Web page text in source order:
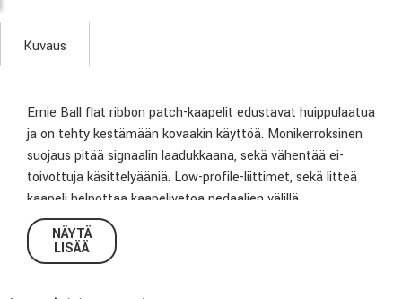
Kuvaus
Ernie Ball flat ribbon patch-kaapelit edustavat huippulaatua
ja on tehty kestämään kovaakin käyttöä. Monikerroksinen
suojaus pitää signaalin laadukkaana, sekä vähentää ei-
toivottuja käsittelyääniä. Low-profile-liittimet, sekä litteä
kaapeli helpottaa kaapelivetoa pedaalien välillä.
NÄYTÄ
LISÄÄ